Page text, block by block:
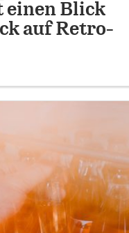
Blick
auf Retro-